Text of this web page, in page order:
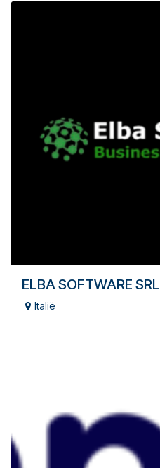
ELBA SOFTWARE SRL
Italië